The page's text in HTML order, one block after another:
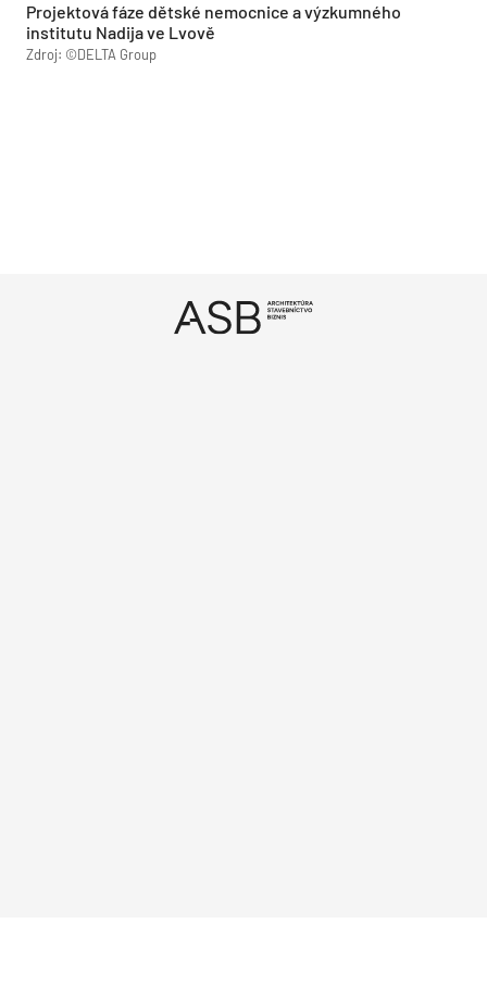
Projektová fáze dětské nemocnice a výzkumného
institutu Nadija ve Lvově
Zdroj: ©DELTA Group